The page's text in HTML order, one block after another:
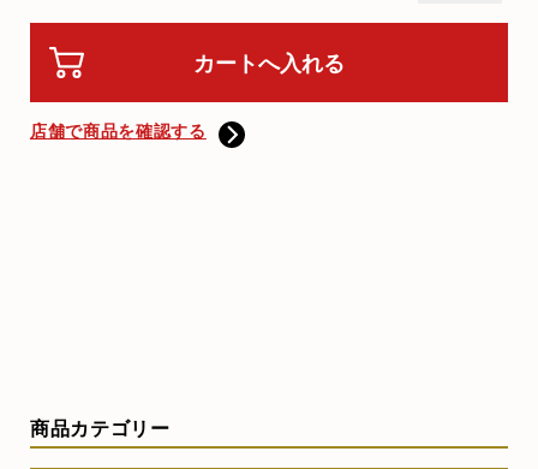
商品カテゴリー
店舗で商品を確認する